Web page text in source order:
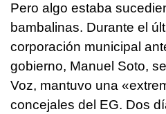
Pero algo estaba
bambalinas. Durante el
corporación municipal
gobierno, Manuel Soto,
Voz, mantuvo una
concejales del EG. Dos